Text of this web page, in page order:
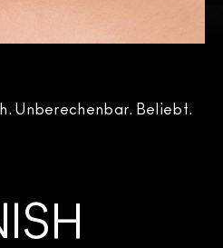
Unberechenbar. Beliebt.